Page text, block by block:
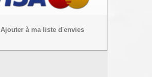
Ajouter à ma liste d'envies